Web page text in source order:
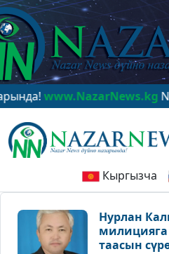
NazarNews -
Кыргызча
Нурлан
таасын